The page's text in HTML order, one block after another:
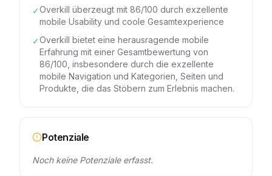
✓Overkill überzeugt mit 86/100 durch exzellente
mobile Usability und coole Gesamtexperience
✓Overkill bietet eine herausragende mobile
Erfahrung mit einer Gesamtbewertung von
86/100, insbesondere durch die exzellente
mobile Navigation und Kategorien, Seiten und
Produkte, die das Stöbern zum Erlebnis machen.
Potenziale
Noch keine Potenziale erfasst.